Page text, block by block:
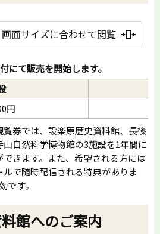
画面サイズに合わせて閲覧
にて販売を開始します。
円
券では、設楽原歴史資料館、長篠
自然科学博物館の3施設を1年間に
きます。また、希望される方には
で随時配信される特典がありま
です。
館へのご案内